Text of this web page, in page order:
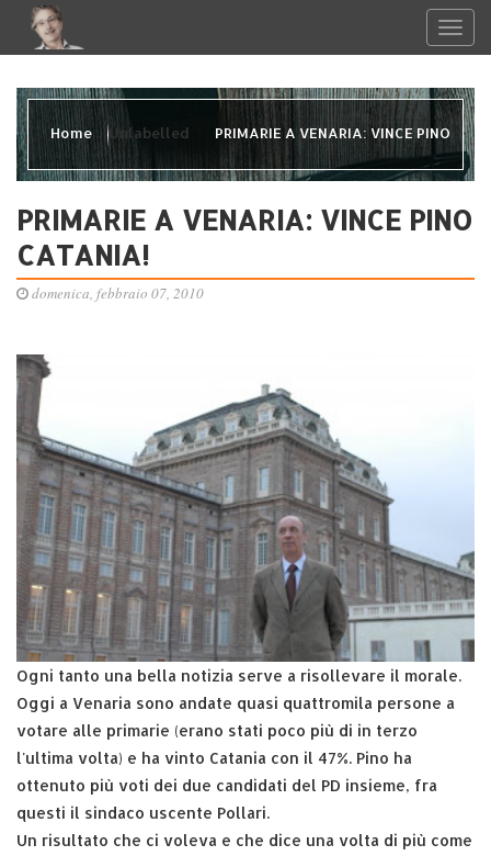
Home Unlabelled PRIMARIE A VENARIA: VINCE PINO
PRIMARIE A VENARIA: VINCE PINO
CATANIA!
domenica, febbraio 07, 2010
Ogni tanto una bella notizia serve a risollevare il morale.
Oggi a Venaria sono andate quasi quattromila persone a
votare alle primarie (erano stati poco più di in terzo
l'ultima volta) e ha vinto Catania con il 47%. Pino ha
ottenuto più voti dei due candidati del PD insieme, fra
questi il sindaco uscente Pollari.
Un risultato che ci voleva e che dice una volta di più come